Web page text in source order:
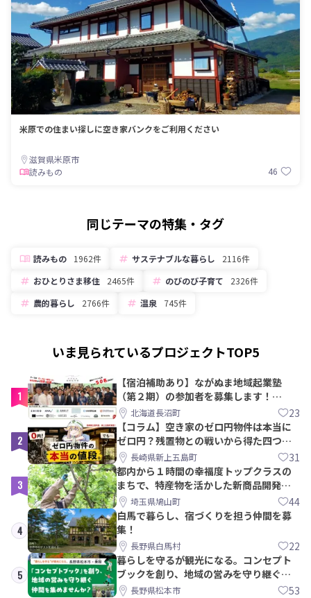
米原での住まい探しに空き家バンクをご利用ください
滋賀県米原市
読みもの
46
同じテーマの特集・タグ
読みもの 1962件 サステナブルな暮らし
2116件
おひとりさま移住
2465件 のびのび子育て
2326件
農的暮らし
2766件 温泉 745件
いま見られているプロジェクトTOP5
1
【宿泊補助あり】ながぬま地域起業塾
（第２期）の参加者を募集します！
【8/21〆】
北海道長沼町 23
2
【コラム】空き家のゼロ円物件は本当に
ゼロ円？残置物との戦いから得た四つの
教訓｜新上五島町
長崎県新上五島町 31
3
都内から１時間の幸福度トップクラスの
まちで、特産物を活かした新商品開発＆
PRメンバー募集！
埼玉県鳩山町 44
4
白馬で暮らし、宿づくりを担う仲間を募
集！
長野県白馬村 22
5
暮らしを守るが観光になる。コンセプト
ブックを創り、地域の営みを守り継ぐ仲
間を集めませんか？
長野県松本市 53